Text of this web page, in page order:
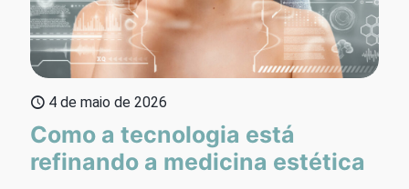
4 de maio de 2026
Como a tecnologia está
refinando a medicina estética